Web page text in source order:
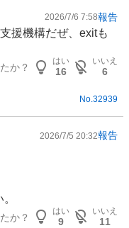
2026/7/6 7:58報告
援機構だぜ、exitも
か？
はい
16
いいえ
6
No. 32939
2026/7/5 20:32報告
か？
はい
9
いいえ
11